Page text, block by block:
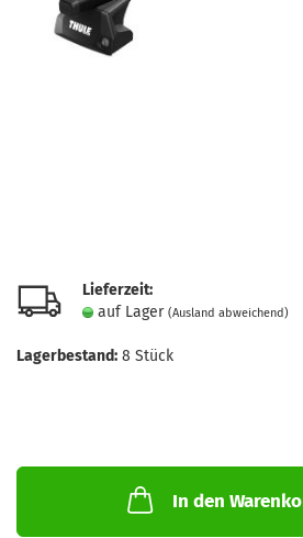
Lieferzeit:
auf Lager (Ausland abweichend)
Lagerbestand: 8 Stück
In den